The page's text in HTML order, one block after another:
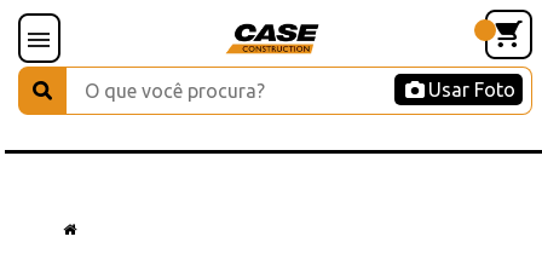
Usar Foto